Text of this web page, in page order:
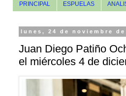
PRINCIPAL ESPUELAS
lunes, 24 de noviembre de
Juan Diego Patiño
el miércoles 4 de